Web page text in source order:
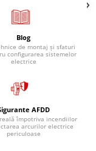
Blog
de montaj și sfaturi
configurarea sistemelor
electrice
AFDD
împotriva incendiilor
arcurilor electrice
periculoase